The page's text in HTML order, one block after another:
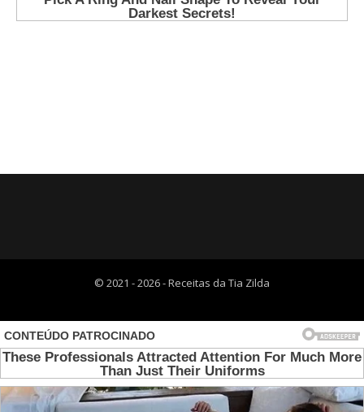
© 2021 - 2026 - Receitas da Tia Zilda